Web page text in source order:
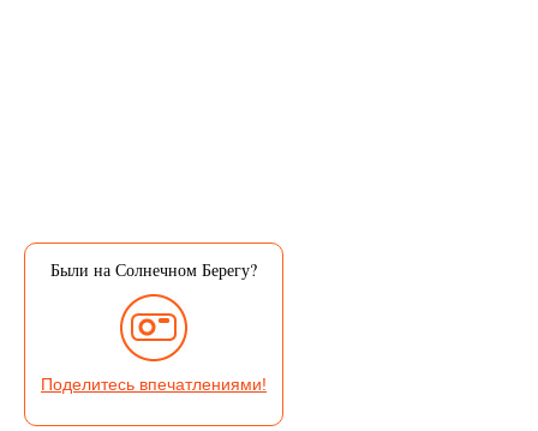
Были на Солнечном Берегу?
Поделитесь впечатлениями!